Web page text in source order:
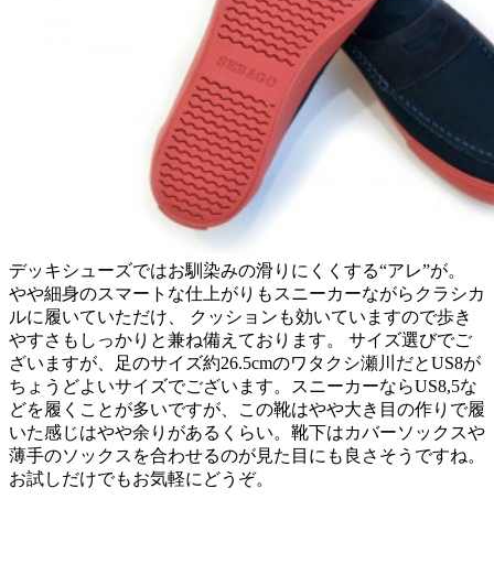
デッキシューズではお馴染みの滑りにくくする“アレ”が。
やや細身のスマートな仕上がりもスニーカーながらクラシカ
ルに履いていただけ、 クッションも効いていますので歩き
やすさもしっかりと兼ね備えております。 サイズ選びでご
ざいますが、足のサイズ約26.5cmのワタクシ瀬川だとUS8が
ちょうどよいサイズでございます。スニーカーならUS8,5な
どを履くことが多いですが、この靴はやや大き目の作りで履
いた感じはやや余りがあるくらい。靴下はカバーソックスや
薄手のソックスを合わせるのが見た目にも良さそうですね。
お試しだけでもお気軽にどうぞ。